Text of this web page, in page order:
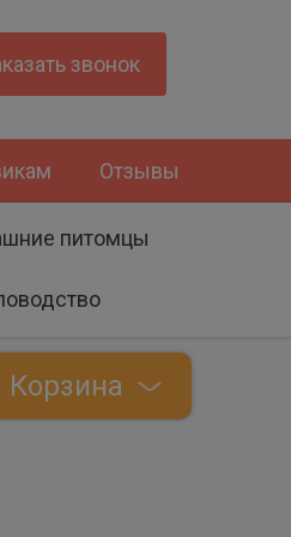
звонок
Отзывы
питомцы
Корзина